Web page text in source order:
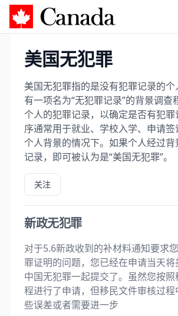
加拿大攻略
美国无犯罪
美国无犯罪指的是没有犯罪记录的个
有一项名为“无犯罪记录”的背景调查
个人的犯罪记录，以确定是否有犯
序通常用于就业、学校入学、申请
个人背景的情况下。如果个人经过
记录，即可被认为是“美国无犯罪”。
关注
新政无犯罪
对于5.6新政收到的补材料通知要求
罪证明的问题，您已经在申请当天
中国无犯罪一起提交了。虽然您按
程进行了申请，但移民文件审核过
些误差或者需要进一步